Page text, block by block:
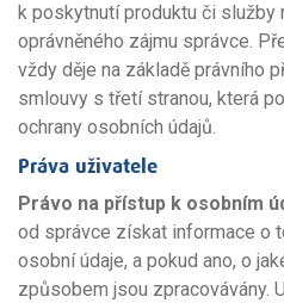
k poskytnutí produktu či služby
oprávněného zájmu správce.
vždy děje na základě právního
smlouvy s třetí stranou, která
ochrany osobních údajů.
Práva uživatele
Právo na přístup k osobním
od správce získat informace o
osobní údaje, a pokud ano, o
způsobem jsou zpracovávány.